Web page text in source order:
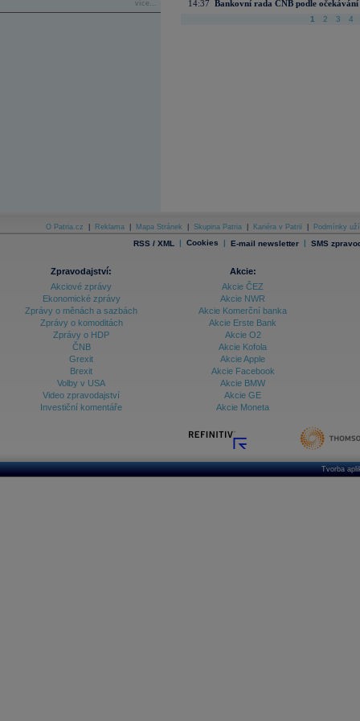
více...
14:37 Bankovní rada ČNB podle
1 2 3 4
O Patria.cz Reklama Mapa Stránek Skupina Patria Kariéra v Patrii Podmínky
RSS / XML | Cookies | E-mail newsletter | SMS
Zpravodajství:
Akciové zprávy
Ekonomické zprávy
Zprávy o měnách a sazbách
Zprávy o komoditách
Zprávy o HDP
ČNB
Grexit
Brexit
Volby v USA
Video zpravodajství
Investiční komentáře
Akcie:
Akcie ČEZ
Akcie NWR
Akcie Komerční banka
Akcie Erste Bank
Akcie O2
Akcie Kofola
Akcie Apple
Akcie Facebook
Akcie BMW
Akcie GE
Akcie Moneta
Tvorba